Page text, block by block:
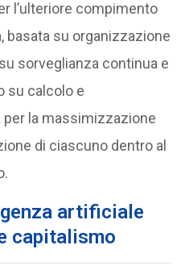
l’ulteriore compimento
basata su organizzazione
sorveglianza continua e
su calcolo e
la massimizzazione
di ciascuno dentro al
artificiale
capitalismo